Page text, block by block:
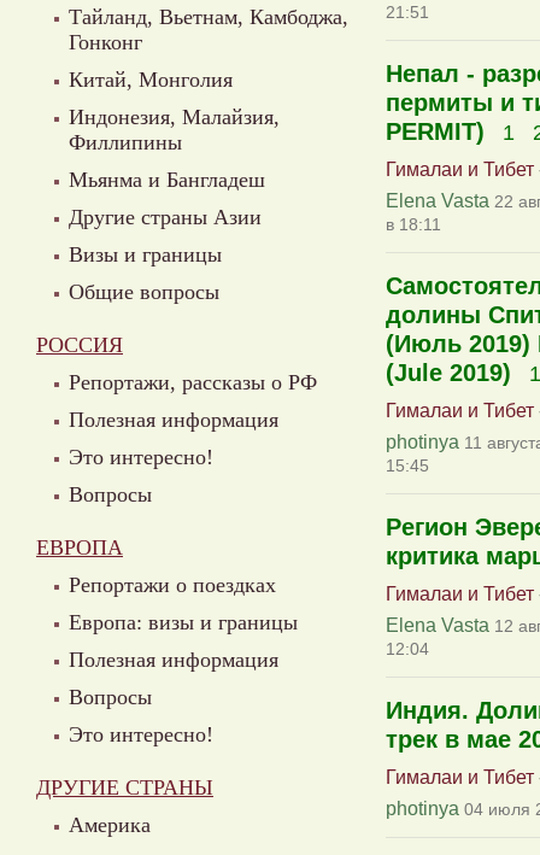
Тайланд, Вьетнам, Камбоджа,
Гонконг
Китай, Монголия
Индонезия, Малайзия,
Филлипины
Мьянма и Бангладеш
Другие страны Азии
Визы и границы
Общие вопросы
РОССИЯ
Репортажи, рассказы о РФ
Полезная информация
Это интересно!
Вопросы
ЕВРОПА
Репортажи о поездках
Европа: визы и границы
Полезная информация
Вопросы
Это интересно!
ДРУГИЕ СТРАНЫ
Америка
21:51
Непал -
пермиты и
PERMIT)
1
Гималаи и Тибет
Elena Vasta 22
в 18:11
долины
(Июль 2019)
(Jule 2019)
1
Гималаи и Тибет
photinya 11
15:45
Регион
критика
Гималаи и Тибет
Elena Vasta 12
12:04
Индия.
трек в мае
Гималаи и Тибет
photinya 04 июля